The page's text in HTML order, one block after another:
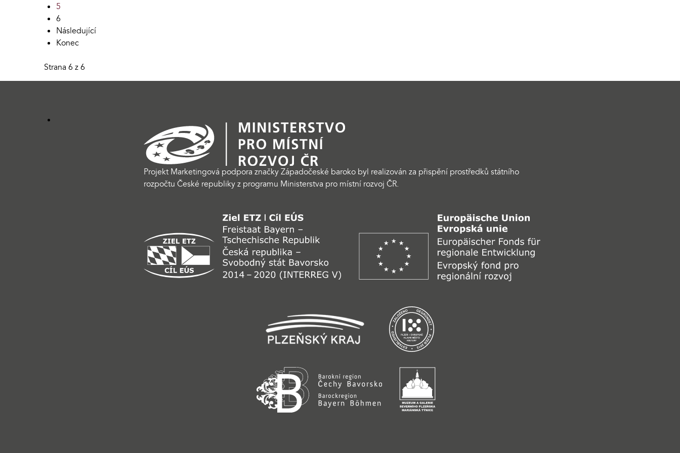
5
6
Následující
Konec
Strana 6 z 6
Projekt Marketingová podpora značky Západočeské baroko byl realizován za přispění prostředků státního
rozpočtu České republiky z programu Ministerstva pro místní rozvoj ČR.